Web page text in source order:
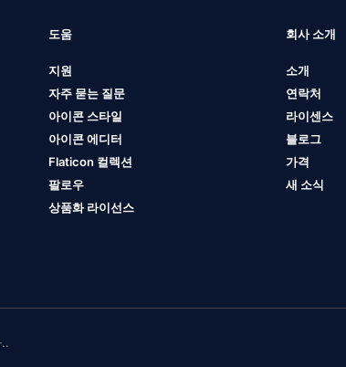
도움
지원
자주 묻는 질문
아이콘 스타일
아이콘 에디터
Flaticon 컬렉션
팔로우
상품화 라이선스
회사 소개
소개
연락처
라이센스
블로그
가격
새 소식